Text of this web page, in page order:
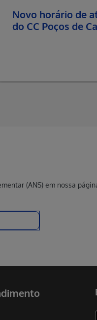
Novo horário de
do CC Poços de
(ANS) em nossa